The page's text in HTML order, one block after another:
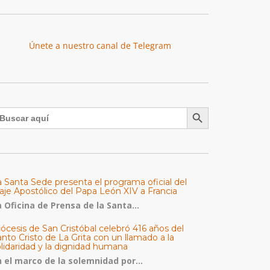
Únete a nuestro canal de Telegram
Botón de búsqueda
Santa Sede presenta el programa oficial del
Apostólico del Papa León XIV a Francia
Oficina de Prensa de la Santa...
de San Cristóbal celebró 416 años del
Cristo de La Grita con un llamado a la
y la dignidad humana
el marco de la solemnidad por...